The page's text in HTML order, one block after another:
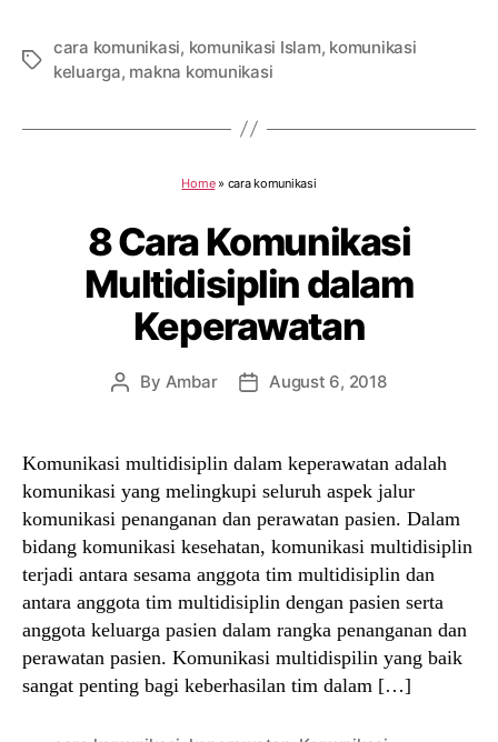
Tags
cara komunikasi, komunikasi Islam, komunikasi
keluarga, makna komunikasi
Home» cara komunikasi
8 Cara Komunikasi
Multidisiplin dalam
Keperawatan
Post
By Ambar
PostAugust 6, 2018
Komunikasi multidisiplin dalam keperawatan adalah
komunikasi yang melingkupi seluruh aspek jalur
komunikasi penanganan dan perawatan pasien. Dalam
bidang komunikasi kesehatan, komunikasi multidisiplin
terjadi antara sesama anggota tim multidisiplin dan
antara anggota tim multidisiplin dengan pasien serta
anggota keluarga pasien dalam rangka penanganan dan
perawatan pasien. Komunikasi multidispilin yang baik
sangat penting bagi keberhasilan tim dalam […]